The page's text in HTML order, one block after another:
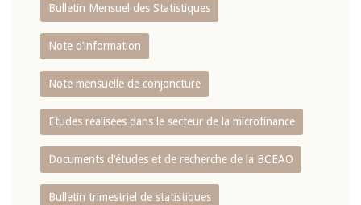
Bulletin Mensuel des Statistiques
Note d’information
Note mensuelle de conjoncture
Etudes réalisées dans le secteur de la microfinance
Documents d’études et de recherche de la BCEAO
Bulletin trimestriel de statistiques